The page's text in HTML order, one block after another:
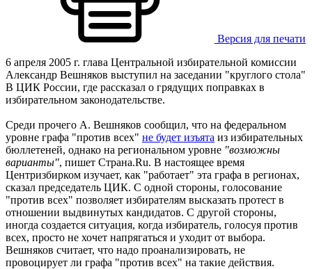
Версия для печати
6 апреля 2005 г. глава Центральной избирательной комиссии
Александр Вешняков выступил на заседании "круглого стола"
В ЦИК России, где рассказал о грядущих поправках в
избирательном законодательстве.
Среди прочего А. Вешняков сообщил, что на федеральном
уровне графа "против всех" не будет изъята из избирательных
бюллетеней, однако на региональном уровне "возможны
варианты", пишет Страна.Ru. В настоящее время
Центризбирком изучает, как "работает" эта графа в регионах,
сказал председатель ЦИК. С одной стороны, голосование
"против всех" позволяет избирателям высказать протест в
отношении выдвинутых кандидатов. С другой стороны,
иногда создается ситуация, когда избиратель, голосуя против
всех, просто не хочет напрягаться и уходит от выбора.
Вешняков считает, что надо проанализировать, не
провоцирует ли графа "против всех" на такие действия.